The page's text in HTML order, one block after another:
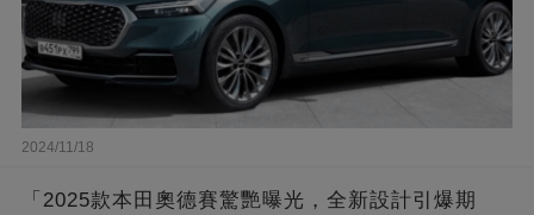
2024/11/18
「2025款本田奧德賽驚艷曝光，全新設計引爆期